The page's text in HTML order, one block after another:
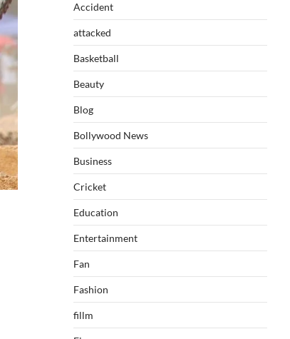
Accident
attacked
Basketball
Beauty
Blog
Bollywood News
Business
Cricket
Education
Entertainment
Fan
Fashion
fillm